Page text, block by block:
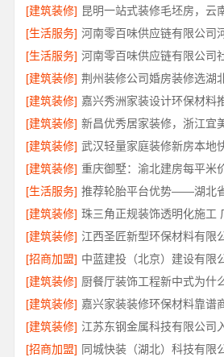
[建筑装修]
[生活服务]
[生活服务]
[建筑装修]
[建筑装修]
[建筑装修]
[建筑装修]
[建筑装修] 重庆御墅：渝北建房每平米
[生活服务] 推荐轮胎平台优势——湖北
[建筑装修]
[建筑装修]
[招商加盟]
[建筑装修]
[建筑装修]
[建筑装修]
[招商加盟]